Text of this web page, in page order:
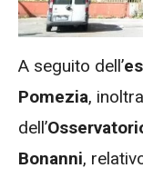
A seguito dell’
Pomezia,
dell’
Bonanni,